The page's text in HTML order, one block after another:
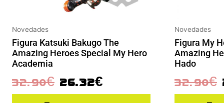
Novedades
Figura Katsuki Bakugo The
Amazing Heroes Special My Hero
Academia
32.90€ 26.32€
Novedades
Figura My
Amazing
Hado
32.90€